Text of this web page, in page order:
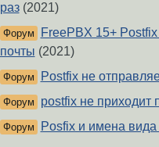
раз(2021)
Форум
FreePBX 15+ Postfix
почты (2021)
Форум Postfix не
Форум postfix не приходит
Форум Posfix и имена